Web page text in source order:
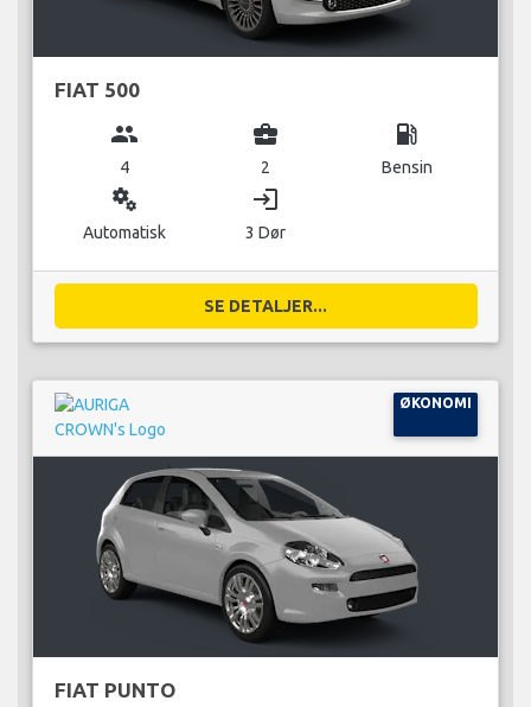
FIAT 500
group
4
business_center
2
local_gas_station
Bensin
miscellaneous_services
Automatisk
login
3 Dør
SE DETALJER...
ØKONOMI
FIAT PUNTO